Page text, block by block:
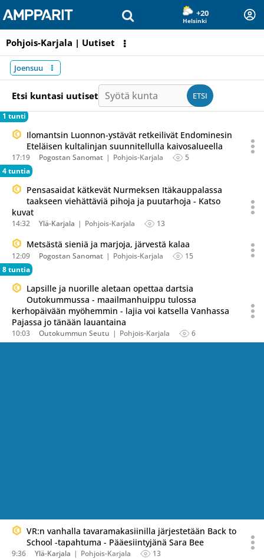
+20
Helsinki
Pohjois-Karjala | Uutiset
Alakategoriat
Joensuu
Etsi kuntasi uutiset Syötä kunta ETSI
1 tunti
Ilomantsin Luonnon-ystävät retkeilivät Endominesin
Eteläisen kultalinjan suunnitellulla kaivosalueella
17:19 Pogostan Sanomat Pohjois-Karjala
5
4 tuntia
Pensasaidat kätkevät Nurmeksen Itäkauppalassa
taakseen viehättäviä pihoja ja puutarhoja - Katso
kuvat
14:32 Ylä-Karjala Pohjois-Karjala 13
Metsästä sieniä ja marjoja, järvestä kalaa
12:09 Pogostan Sanomat Pohjois-Karjala
15
8 tuntia
Lapsille ja nuorille aletaan opettaa dartsia
Outokummussa - maailmanhuippu tulossa
kerhopäivään myöhemmin - lajia voi katsella Vanhassa
Pajassa jo tänään lauantaina
10:03 Outokummun Seutu Pohjois-Karjala 6
VR:n vanhalla tavaramakasiinilla järjestetään Back to
School -tapahtuma - Pääesiintyjänä Sara Bee
9:36 Ylä-Karjala Pohjois-Karjala 13